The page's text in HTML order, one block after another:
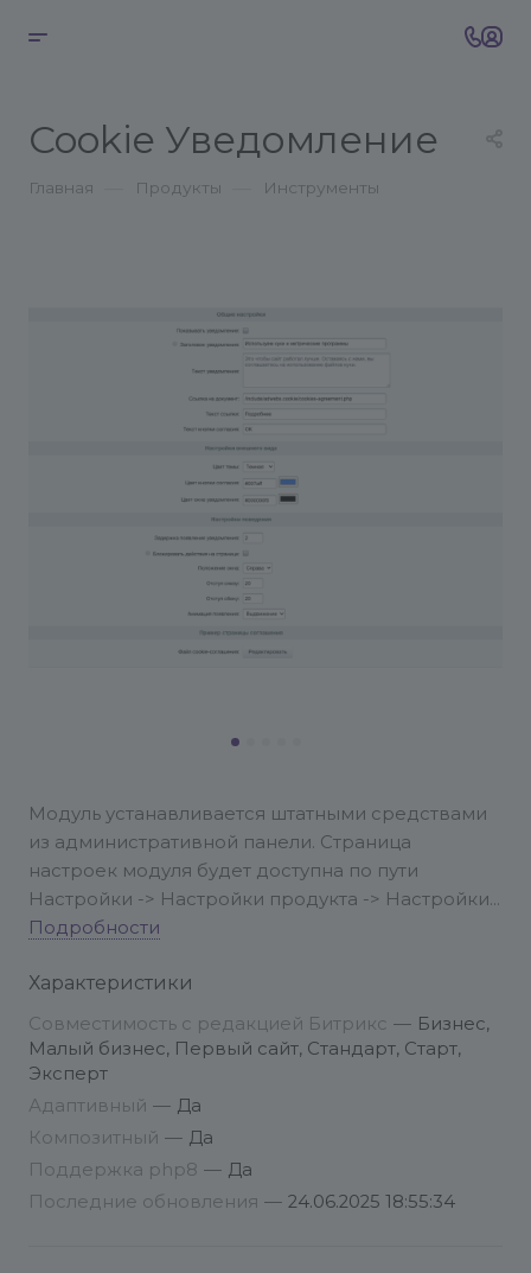
Cookie Уведомление
Главная Продукты Инструменты
Модуль устанавливается штатными средствами
из административной панели. Страница
настроек модуля будет доступна по пути
Настройки -> Настройки продукта -> Настройки
модулей -> Cookie Уведомление.
Подробности
Характеристики
Совместимость с редакцией Битрикс — Бизнес,
Малый бизнес, Первый сайт, Стандарт, Старт,
Эксперт
Адаптивный — Да
Композитный — Да
Поддержка php8 — Да
Последние обновления — 24.06.2025 18:55:34